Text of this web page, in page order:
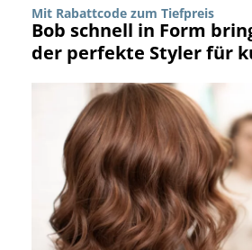
Mit Rabattcode zum Tiefpreis
Bob schnell in Form
der perfekte Styler für